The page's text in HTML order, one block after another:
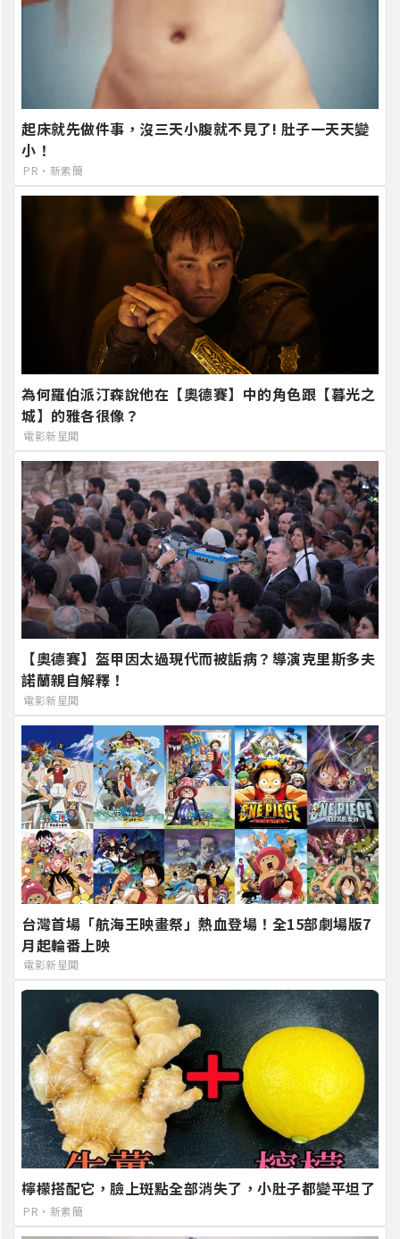
起床就先做件事，沒三天小腹就不見了! 肚子一天天變
小！
PR・新素簡
為何羅伯派汀森說他在【奧德賽】中的角色跟【暮光之
城】的雅各很像？
電影新星聞
【奧德賽】盔甲因太過現代而被詬病？導演克里斯多夫
諾蘭親自解釋！
電影新星聞
台灣首場「航海王映畫祭」熱血登場！全15部劇場版7
月起輪番上映
電影新星聞
檸檬搭配它，臉上斑點全部消失了，小肚子都變平坦了
PR・新素簡